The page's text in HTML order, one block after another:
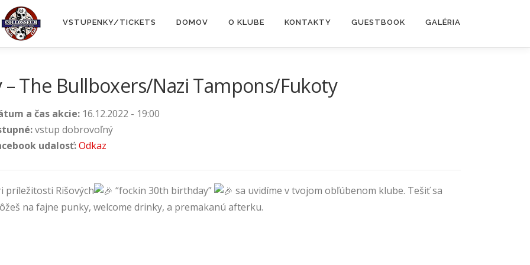
VSTUPENKY/TICKETS DOMOV O KLUBE KONTAKTY GUESTBOOK GALÉRIA
The Bullboxers/Nazi Tampons/Fukoty
a čas akcie: 16.12.2022 - 19:00
vstup dobrovoľný
udalosť:Odkaz
príležitosti Rišových “fockin 30th birthday”
sa uvidíme v tvojom obľúbenom klube. Tešiť sa
na fajne punky, welcome drinky, a premakanú afterku.